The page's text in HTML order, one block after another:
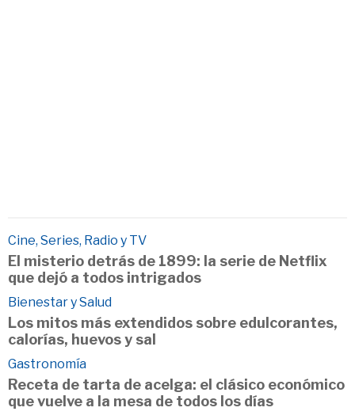
Cine, Series, Radio y TV
El misterio detrás de 1899: la serie de Netflix
que dejó a todos intrigados
Bienestar y Salud
Los mitos más extendidos sobre edulcorantes,
calorías, huevos y sal
Gastronomía
Receta de tarta de acelga: el clásico económico
que vuelve a la mesa de todos los días